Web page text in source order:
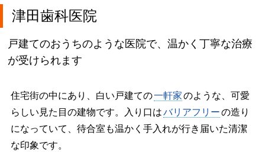
津田歯科医院
戸建てのおうちのような医院で、温かく丁寧な治療
が受けられます
住宅街の中にあり、白い戸建ての一軒家のような、可愛
らしい見た目の建物です。入り口はバリアフリーの造り
になっていて、待合室も温かく手入れが行き届いた清潔
な印象です。